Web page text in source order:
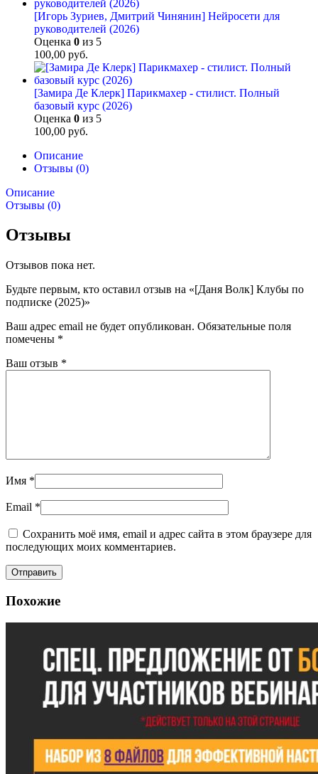
[Игорь Зуриев, Дмитрий Чинянин] Нейросети для
руководителей (2026)
Оценка 0 из 5
100,00 руб.
[Замира Де Клерк] Парикмахер - стилист. Полный
базовый курс (2026)
Оценка 0 из 5
100,00 руб.
Описание
Отзывы (0)
Описание
Отзывы (0)
Отзывы
Отзывов пока нет.
Будьте первым, кто оставил отзыв на «[Даня Волк] Клубы по
подписке (2025)»
Ваш адрес email не будет опубликован. Обязательные поля
помечены *
Ваш отзыв *
Имя *
Email *
Сохранить моё имя, email и адрес сайта в этом браузере для
последующих моих комментариев.
Похожие